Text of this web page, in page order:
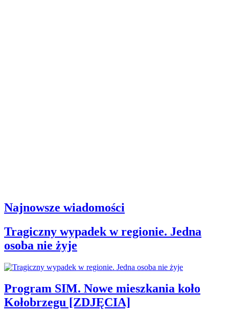
Najnowsze wiadomości
Tragiczny wypadek w regionie. Jedna
osoba nie żyje
Program SIM. Nowe mieszkania koło
Kołobrzegu [ZDJĘCIA]